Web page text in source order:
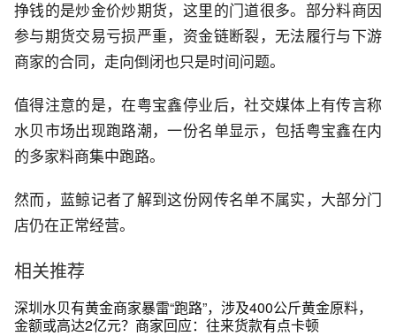
挣钱的是炒金价炒期货，这里的门道很多。部分料商因
参与期货交易亏损严重，资金链断裂，无法履行与下游
商家的合同，走向倒闭也只是时间问题。
值得注意的是，在粤宝鑫停业后，社交媒体上有传言称
水贝市场出现跑路潮，一份名单显示，包括粤宝鑫在内
的多家料商集中跑路。
然而，蓝鲸记者了解到这份网传名单不属实，大部分门
店仍在正常经营。
相关推荐
深圳水贝有黄金商家暴雷“跑路”，涉及400公斤黄金原料，
金额或高达2亿元？商家回应：往来货款有点卡顿